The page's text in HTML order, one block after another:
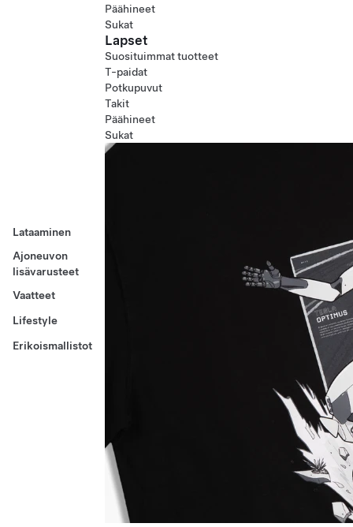
Lataaminen
Ajoneuvon
lisävarusteet
Vaatteet
Lifestyle
Erikoismallistot
Päähineet
Sukat
Lapset
Suosituimmat tuotteet
T-paidat
Potkupuvut
Takit
Päähineet
Sukat